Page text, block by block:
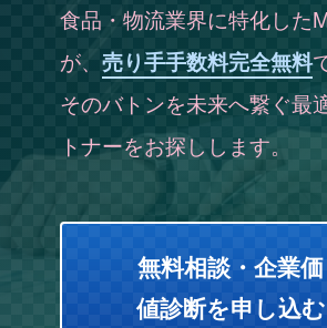
食品・物流業界に特化した
が、売り手手数料完全無料
そのバトンを未来へ繋ぐ最
トナーをお探しします。
無料相談・企業価
値診断を申し込む